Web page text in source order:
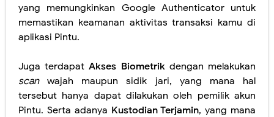
yang memungkinkan Google Authenticator untuk
memastikan keamanan aktivitas transaksi kamu di
aplikasi Pintu.
Juga terdapatAkses Biometrikdengan melakukan
scanwajah maupun sidik jari, yang mana hal
tersebut hanya dapat dilakukan oleh pemilik akun
Pintu. Serta adanya Kustodian Terjamin, yang mana